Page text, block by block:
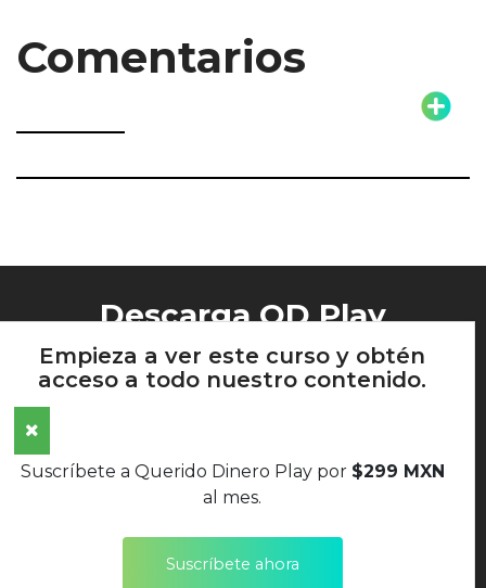
Comentarios
Empieza a ver este curso y obtén
acceso a todo nuestro contenido.
Suscríbete a Querido Dinero Play por $299 MXN
al mes.
Suscríbete ahora
Descarga QD Play
AVISO DE PRIVACIDAD
TÉRMINOS Y CONDICIONES